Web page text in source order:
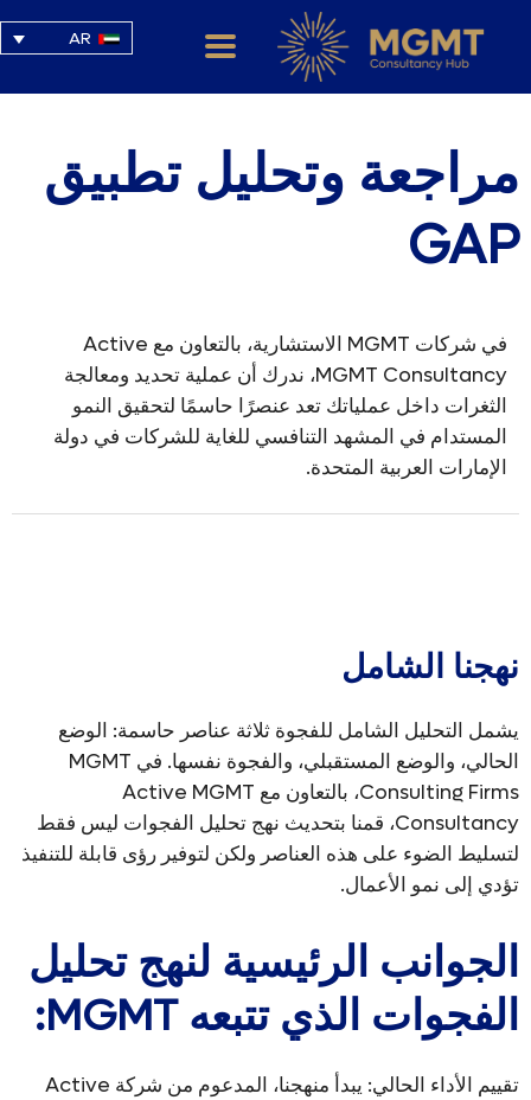
AR
مراجعة وتحليل تطبيق
GAP
في شركات MGMT الاستشارية، بالتعاون مع Active
MGMT Consultancy، ندرك أن عملية تحديد ومعالجة
الثغرات داخل عملياتك تعد عنصرًا حاسمًا لتحقيق النمو
المستدام في المشهد التنافسي للغاية للشركات في دولة
الإمارات العربية المتحدة.
نهجنا الشامل
يشمل التحليل الشامل للفجوة ثلاثة عناصر حاسمة: الوضع
الحالي، والوضع المستقبلي، والفجوة نفسها. في MGMT
Consulting Firms، بالتعاون مع Active MGMT
Consultancy، قمنا بتحديث نهج تحليل الفجوات ليس فقط
لتسليط الضوء على هذه العناصر ولكن لتوفير رؤى قابلة للتنفيذ
تؤدي إلى نمو الأعمال.
الجوانب الرئيسية لنهج تحليل
الفجوات الذي تتبعه MGMT:
تقييم الأداء الحالي: يبدأ منهجنا، المدعوم من شركة Active